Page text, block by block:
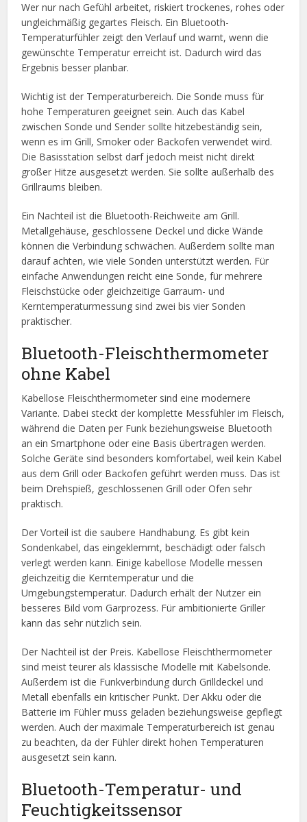
Wer nur nach Gefühl arbeitet, riskiert trockenes, rohes oder
ungleichmäßig gegartes Fleisch. Ein Bluetooth-
Temperaturfühler zeigt den Verlauf und warnt, wenn die
gewünschte Temperatur erreicht ist. Dadurch wird das
Ergebnis besser planbar.
Wichtig ist der Temperaturbereich. Die Sonde muss für
hohe Temperaturen geeignet sein. Auch das Kabel
zwischen Sonde und Sender sollte hitzebeständig sein,
wenn es im Grill, Smoker oder Backofen verwendet wird.
Die Basisstation selbst darf jedoch meist nicht direkt
großer Hitze ausgesetzt werden. Sie sollte außerhalb des
Grillraums bleiben.
Ein Nachteil ist die Bluetooth-Reichweite am Grill.
Metallgehäuse, geschlossene Deckel und dicke Wände
können die Verbindung schwächen. Außerdem sollte man
darauf achten, wie viele Sonden unterstützt werden. Für
einfache Anwendungen reicht eine Sonde, für mehrere
Fleischstücke oder gleichzeitige Garraum- und
Kerntemperaturmessung sind zwei bis vier Sonden
praktischer.
Bluetooth-Fleischthermometer
ohne Kabel
Kabellose Fleischthermometer sind eine modernere
Variante. Dabei steckt der komplette Messfühler im Fleisch,
während die Daten per Funk beziehungsweise Bluetooth
an ein Smartphone oder eine Basis übertragen werden.
Solche Geräte sind besonders komfortabel, weil kein Kabel
aus dem Grill oder Backofen geführt werden muss. Das ist
beim Drehspieß, geschlossenen Grill oder Ofen sehr
praktisch.
Der Vorteil ist die saubere Handhabung. Es gibt kein
Sondenkabel, das eingeklemmt, beschädigt oder falsch
verlegt werden kann. Einige kabellose Modelle messen
gleichzeitig die Kerntemperatur und die
Umgebungstemperatur. Dadurch erhält der Nutzer ein
besseres Bild vom Garprozess. Für ambitionierte Griller
kann das sehr nützlich sein.
Der Nachteil ist der Preis. Kabellose Fleischthermometer
sind meist teurer als klassische Modelle mit Kabelsonde.
Außerdem ist die Funkverbindung durch Grilldeckel und
Metall ebenfalls ein kritischer Punkt. Der Akku oder die
Batterie im Fühler muss geladen beziehungsweise gepflegt
werden. Auch der maximale Temperaturbereich ist genau
zu beachten, da der Fühler direkt hohen Temperaturen
ausgesetzt sein kann.
Bluetooth-Temperatur- und
Feuchtigkeitssensor